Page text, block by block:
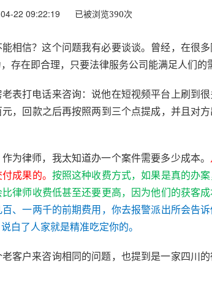
22 09:22:19 已被浏览390次
相信？这个问题我有必要谈谈。曾经，在很
存在即合理，只要法律服务公司能满足人们的
表打电话来咨询：说他在短视频平台上刷到
，回款之后再按照两到三个点提成，并且对
作为律师，我太知道办一个案件需要多少成本。
成果的。 按照这种收费方式，如果是真的办
律师收费低甚至还要更高，因为他们的获客成
、一两千的前期费用，你去报警派出所会告
白了人家就是精准吃定你的。
客户来咨询相同的问题，也提到是一家四川